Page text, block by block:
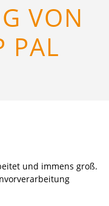
VON
PAL
und immens groß.